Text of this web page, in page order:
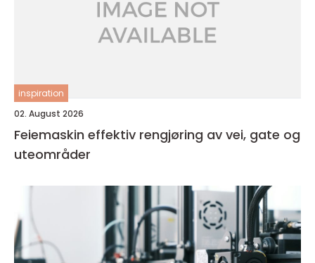
inspiration
02. August 2026
Feiemaskin effektiv rengjøring av vei, gate og
uteområder